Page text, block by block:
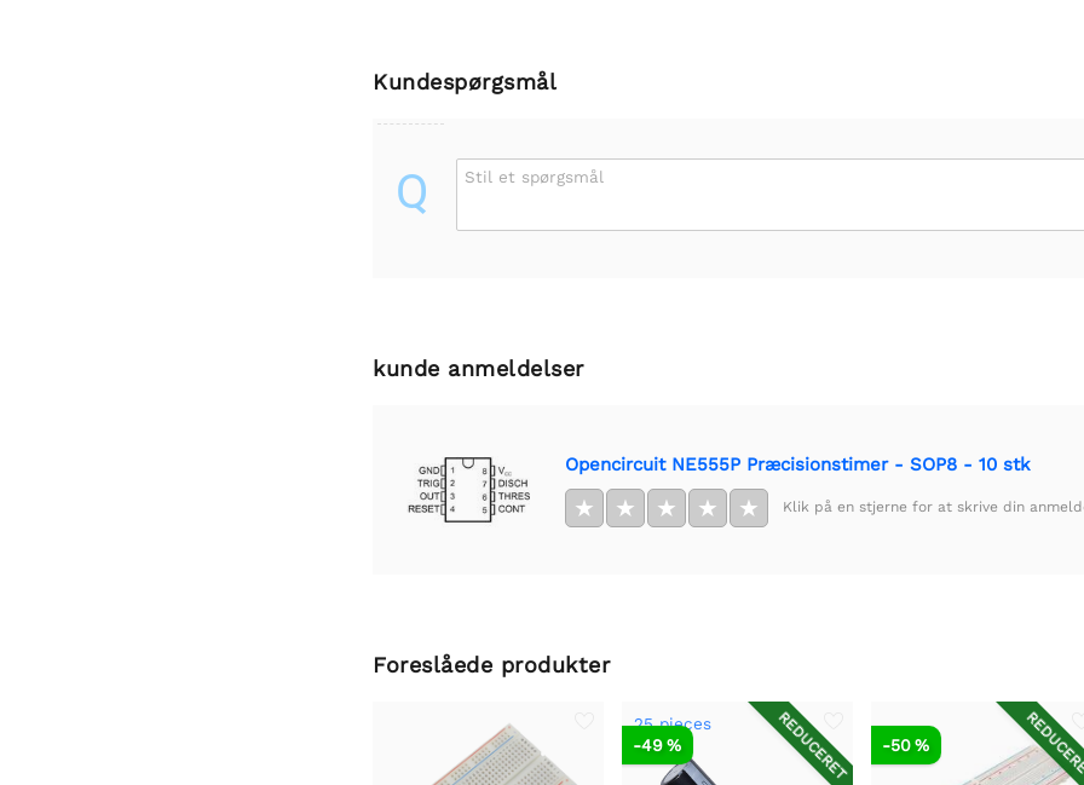
Kundespørgsmål
Q Stil et spørgsmål
kunde anmeldelser
Opencircuit NE555P Præcisionstimer - SOP8 - 10 stk
★ ★ ★ ★ ★ Klik på en stjerne for at skrive din
Foreslåede produkter
REDUCERET
25 pieces
-49 % -50 %